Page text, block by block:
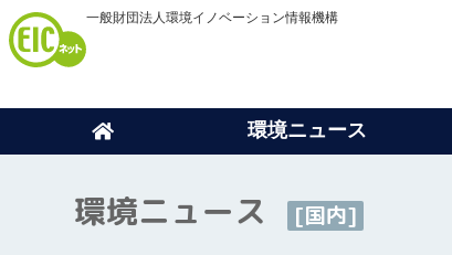
一般財団法人環境イノベーション情報機構
環境ニュース
環境ニュース [国内]